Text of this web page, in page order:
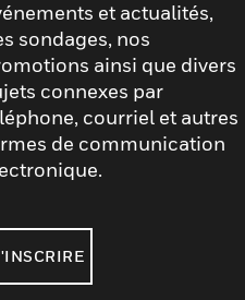
et actualités,
sondages, nos
ainsi que divers
connexes par
courriel et autres
de communication